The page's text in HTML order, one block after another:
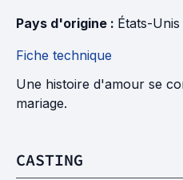
Pays d'origine : États-Unis
Fiche technique
Une histoire d'amour se
mariage.
CASTING